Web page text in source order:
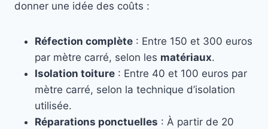
donner une idée des coûts :
Réfection complète : Entre 150 et 300 euros
par mètre carré, selon les matériaux.
Isolation toiture : Entre 40 et 100 euros par
mètre carré, selon la technique d’isolation
utilisée.
Réparations ponctuelles : À partir de 20